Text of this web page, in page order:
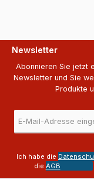
Newsletter
Abonnieren Sie jetzt
Newsletter und Sie
Produkte
Ich habe die
die AGB